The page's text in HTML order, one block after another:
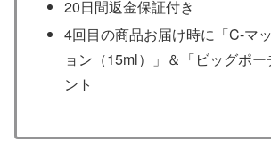
20日間返金保証付き
4回目の商品お届け時に「C-マ
ョン（15ml）」＆「ビッグポ
ント